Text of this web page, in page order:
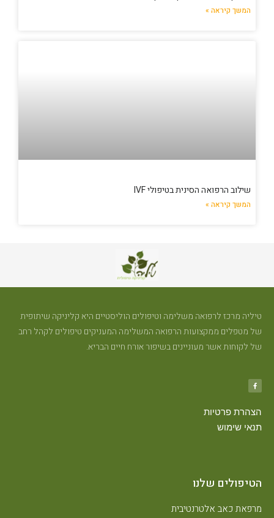
המשך קיראה »
שילוב הרפואה הסינית בטיפולי IVF
המשך קיראה »
טיליה מרכז לרפואה משלימה וטיפולים הוליסטיים היא קליניקה שיתופית
של מטפלים ממקצועות הרפואה המשלימה המעניקים טיפולים לקהל רחב
של לקוחות אשר מעוניינים בשיפור אורח חיים הבריא.
הצהרת פרטיות
תנאי שימוש
הטיפולים שלנו
מרפאת כאב אלטרנטיבית